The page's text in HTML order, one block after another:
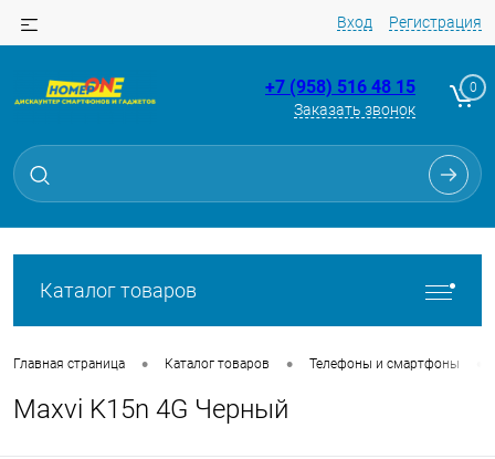
Вход Регистрация
+7 (958) 516 48 15
Заказать звонок
0
Каталог товаров
Главная страница • Каталог товаров • Телефоны и смартфоны
Maxvi K15n 4G Черный
Для клиентов всех банков
Разбейте
без переплат
Сегодня